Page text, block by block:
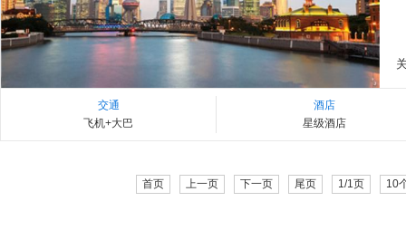
交通
飞机+大巴
酒店
星级酒店
首页 上一页 下一页 尾页 1/1页 10